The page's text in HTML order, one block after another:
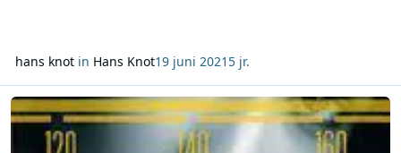
hans knotin Hans Knot19 juni 2021 5 jr.
Lees meer over Recensie: Moord op de radio